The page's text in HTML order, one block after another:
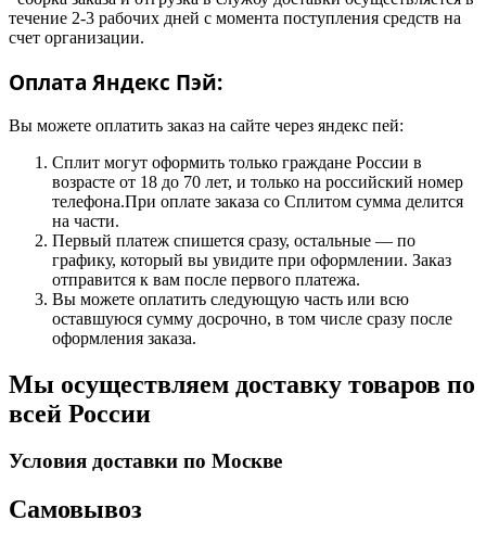
течение 2-3 рабочих дней с момента поступления средств на
счет организации.
Оплата Яндекс Пэй:
Вы можете оплатить заказ на сайте через яндекс пей:
Сплит могут оформить только граждане России в
возрасте от 18 до 70 лет, и только на российский номер
телефона.При оплате заказа со Сплитом сумма делится
на части.
Первый платеж спишется сразу, остальные — по
графику, который вы увидите при оформлении. Заказ
отправится к вам после первого платежа.
Вы можете оплатить следующую часть или всю
оставшуюся сумму досрочно, в том числе сразу после
оформления заказа.
Мы осуществляем доставку товаров по
всей России
Условия доставки по Москве
Самовывоз